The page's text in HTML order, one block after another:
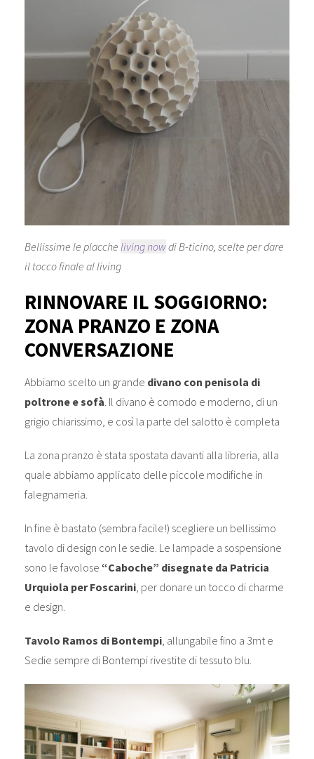
Bellissime le placche living nowdi B-ticino, scelte per dare
il tocco finale al living
RINNOVARE IL SOGGIORNO:
ZONA PRANZO E ZONA
CONVERSAZIONE
Abbiamo scelto un grande divano con penisola di
poltrone e sofà . Il divano è comodo e moderno, di un
grigio chiarissimo, e così la parte del salotto è completa
La zona pranzo è stata spostata davanti alla libreria, alla
quale abbiamo applicato delle piccole modifiche in
falegnameria.
In fine è bastato (sembra facile!) scegliere un bellissimo
tavolo di design con le sedie. Le lampade a sospensione
sono le favolose “Caboche” disegnate da Patricia
Urquiola per Foscarini, per donare un tocco di charme
e design.
Tavolo Ramos di Bontempi, allungabile fino a 3mt e
Sedie sempre di Bontempi rivestite di tessuto blu.